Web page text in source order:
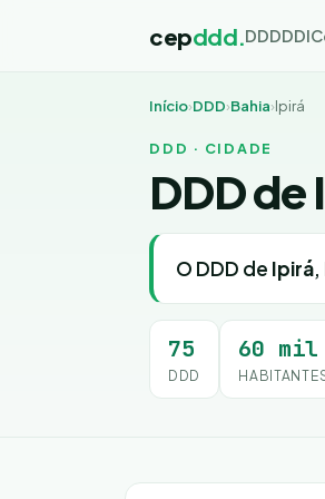
cepddd.DDDDDI
Início›DDD›Bahia›Ipirá
DDD · CIDADE
DDD de
O DDD de Ipirá
75
DDD
60 mil